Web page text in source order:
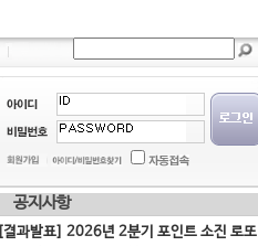
공지사항
[결과발표] 2026년 2분기 포인트 소진 로또